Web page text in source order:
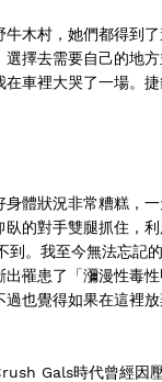
木村，她們都得到
擇去需要自己的地
車裡大哭了一場。
體狀況非常糟糕，
的對手雙腿抓住，
。我至今無法忘記
罹患了「瀰漫性毒
也覺得如果在這裡
Gals時代曾經因壓